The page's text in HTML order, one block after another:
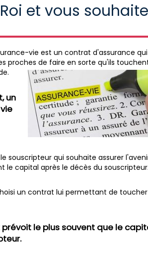
et vous
vie est un contrat d'assurance
proches de faire en sorte qu'ils
un
souscripteur qui souhaite assurer
capital après le décès du souscripteur.
un contrat lui permettant de
le plus souvent que le